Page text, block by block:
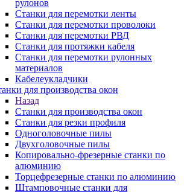
рулонов
Станки для перемотки ленты
Станки для перемотки проволоки
Станки для перемотки РВД
Станки для протяжки кабеля
Станки для перемотки рулонных
материалов
Кабелеукладчики
для производства окон
Назад
Станки для производства окон
Станки для резки профиля
Одноголовочные пилы
Двухголовочные пилы
Копировально-фрезерные станки по
алюминию
Торцефрезерные станки по алюминию
Штамповочные станки для